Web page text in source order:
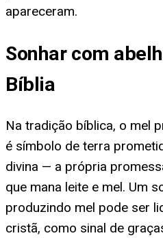
apareceram.
Sonhar com
Bíblia
Na tradição bíblica, o mel
é símbolo de terra
divina — a própria
que mana leite e mel. Um
produzindo mel pode ser
cristã, como sinal de